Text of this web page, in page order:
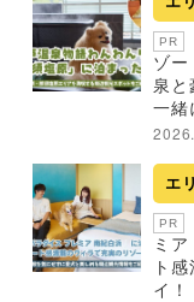
PR
ゾー
泉と
一緒
エ
PR
ミ
ト
イ！